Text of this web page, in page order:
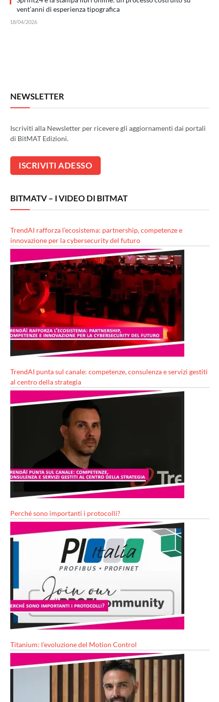
vent’anni di esperienza tipografica
18/04/2026
NEWSLETTER
Iscriviti alla Newsletter per ricevere gli aggiornamenti dai portali
di BitMAT Edizioni.
BITMATV – I VIDEO DI BITMAT
TrendAI rafforza l’ecosistema: partnership, competenze e
innovazione per la cybersecurity del futuro
TrendAI punta sul canale: competenze, consulenza e servizi gestiti
al centro della strategia
Perché sono importanti i protocolli?
Titanium: l’evoluzione del Motion Control